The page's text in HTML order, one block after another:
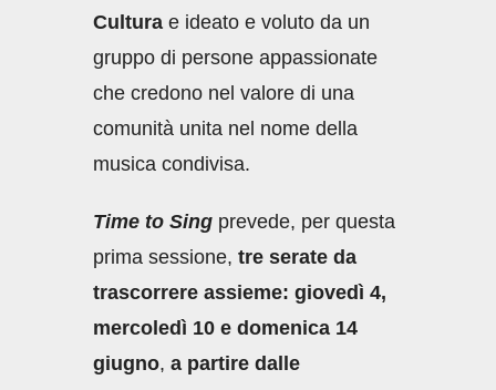
Cultura e ideato e voluto da un
gruppo di persone appassionate
che credono nel valore di una
comunità unita nel nome della
musica condivisa.
Time to Sing prevede, per questa
prima sessione, tre serate da
trascorrere assieme: giovedì 4,
mercoledì 10 e domenica 14
giugno, a partire dalle